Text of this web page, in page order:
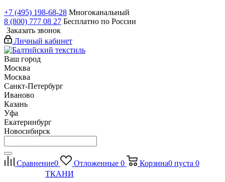
+7 (495) 198-68-28 Многоканальный
8 (800) 777 08 27 Бесплатно по России
Заказать звонок
Личный кабинет
Ваш город
Москва
Москва
Санкт-Петербург
Иваново
Казань
Уфа
Екатеринбург
Новосибирск
Сравнение0 Отложенные 0 Корзина0 пуста 0
ТКАНИ